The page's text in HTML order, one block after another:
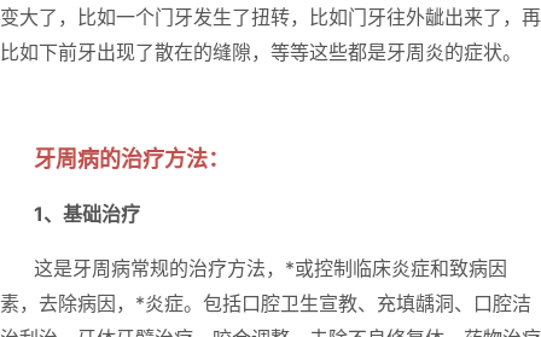
变大了，比如一个门牙发生了扭转，比如门牙往外龇出来了，再
比如下前牙出现了散在的缝隙，等等这些都是牙周炎的症状。
牙周病的治疗方法：
1、基础治疗
这是牙周病常规的治疗方法，*或控制临床炎症和致病因
素，去除病因，*炎症。包括口腔卫生宣教、充填龋洞、口腔洁